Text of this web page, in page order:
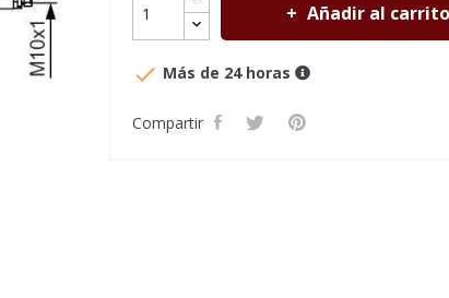
Añadir al carrito
 Más de 24 horas
Compartir